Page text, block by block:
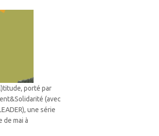
porté par
(avec
une série
de mai à